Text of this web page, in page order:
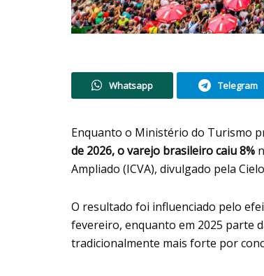
Whatsapp Telegram
Enquanto o Ministério do Turismo
de 2026, o varejo brasileiro caiu 8%
Ampliado (ICVA), divulgado pela
O resultado foi influenciado pelo
fevereiro, enquanto em 2025 parte
tradicionalmente mais forte por